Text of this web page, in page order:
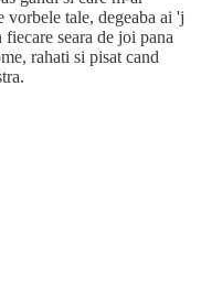
vorbele tale, degeaba ai 'j
seara de joi pana
rahati si pisat cand